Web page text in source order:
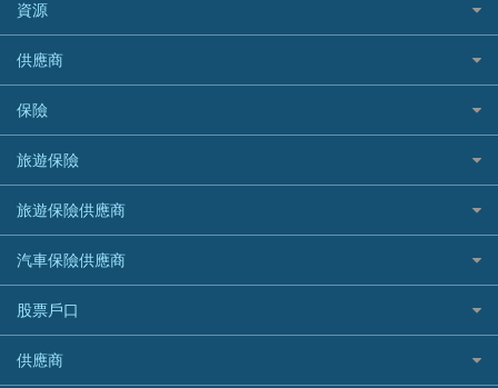
免TU貸款
急借錢
緊急貸款比較
最佳小額貸款比較
易批必批貸款
24小時貸款
最佳循環貸款
CNCBI 信銀國際
CreFIT 維信
DBS 星展銀行
DSB 大新銀行
HSBC 滙豐銀行貸款
K Cash 貸款
Mox 銀行
National Resources 中潤物業按揭
OCBC 華僑銀行
PrimeCredit 安信信貸
循環貸款教學
個人化貸款產品推介 🔥全新
債務重組一覽
供樓利息扣稅
最佳貸款app
尊尚信用卡
公司信用卡
電子錢包信用卡
日本遊信用卡攻略
韓國遊信用卡攻略
台灣遊信用卡攻略
機場貴賓室信用卡
銀聯信用卡
高獎賞信用卡推薦
酒店信用卡
Citibank花旗銀行
AE美國運通
DBS星展銀行
HSBC滙豐銀行
Mox
信銀國際
大新銀行
恒生銀行
Standard Chartered渣打銀行
東亞銀行
資源
Black Friday優惠
淘寶付款方式
一田購物優惠日
SOGO感謝祭
HKTVmall優惠碼
交稅優惠
酒店優惠碼
機票優惠碼
供應商
八達通自動增值信用卡
保險
旅遊保險
汽車保險
家居保險
家傭保險
寵物保險
定期人壽保險
危疾保險
年金資訊
旅遊保險
日本旅遊保險及資訊
泰國旅遊保險及資訊
台灣旅遊保險及資訊
韓國旅遊保險及資訊
歐洲旅遊保險及資訊
越南旅遊保險及資訊
旅遊保險供應商
AXA 安盛
AIG 美亞
Allianz 安聯
Allied World 世聯
汽車保險供應商
大新汽車保險
中銀汽車保險
Allianz安聯汽車保險
股票戶口
富途證券
供應商